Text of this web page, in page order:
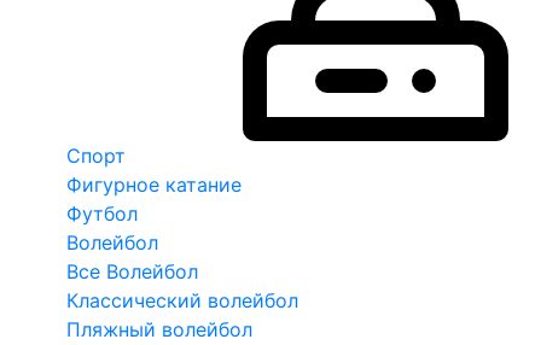
Спорт
Фигурное катание
Футбол
Волейбол
Все Волейбол
Классический волейбол
Пляжный волейбол